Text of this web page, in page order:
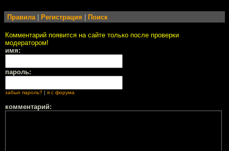
Правила| Регистрация Поиск
Комментарий появится на сайте только после проверки
модератором!
имя:
пароль:
забыл пароль? я с форума
комментарий: